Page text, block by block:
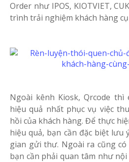
Order như IPOS, KIOTVIET,
trình trải nghiệm khách hàng
Ngoài kênh Kiosk, Qrcode
hiệu quả nhất phục vụ việc
hồi của khách hàng. Để thực
hiệu quả, bạn cần đặc biệt lưu
gian gửi thư. Ngoài ra cũng
bạn cần phải quan tâm như